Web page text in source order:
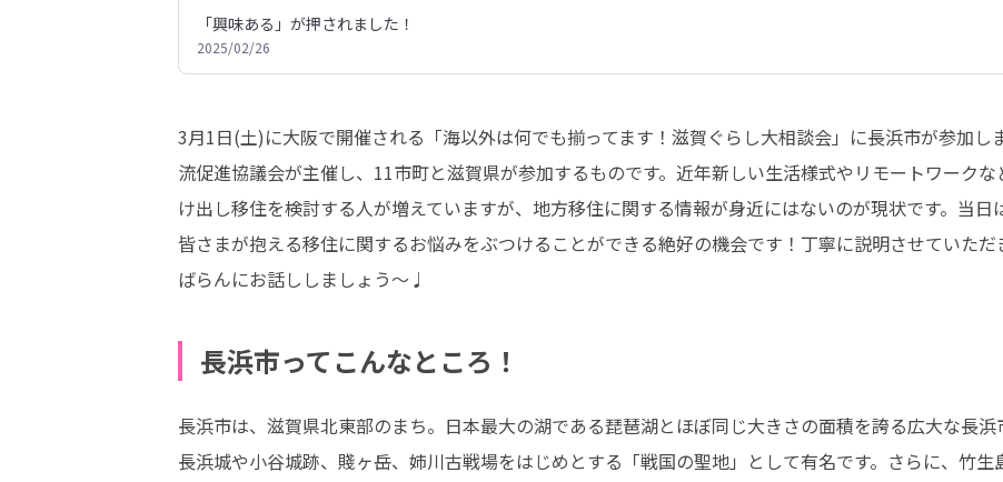
「興味ある」が押されました！
2025/02/26
3月1日(土)に大阪で開催される「海以外は何でも揃ってます！滋賀ぐらし大相談会」に長浜市が参加
流促進協議会が主催し、11市町と滋賀県が参加するものです。近年新しい生活様式やリモートワーク
け出し移住を検討する人が増えていますが、地方移住に関する情報が身近にはないのが現状です。当日
皆さまが抱える移住に関するお悩みをぶつけることができる絶好の機会です！丁寧に説明させていた
ばらんにお話ししましょう～♩
長浜市ってこんなところ！
長浜市は、滋賀県北東部のまち。日本最大の湖である琵琶湖とほぼ同じ大きさの面積を誇る広大な長浜
長浜城や小谷城跡、賤ヶ岳、姉川古戦場をはじめとする「戦国の聖地」として有名です。さらに、竹